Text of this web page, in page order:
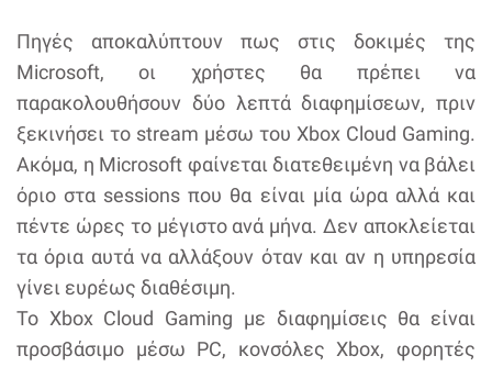
Πηγές αποκαλύπτουν πως στις δοκιμές της
Microsoft, οι χρήστες θα πρέπει να
παρακολουθήσουν δύο λεπτά διαφημίσεων, πριν
ξεκινήσει το stream μέσω του Xbox Cloud Gaming.
Ακόμα, η Microsoft φαίνεται διατεθειμένη να βάλει
όριο στα sessions που θα είναι μία ώρα αλλά και
πέντε ώρες το μέγιστο ανά μήνα. Δεν αποκλείεται
τα όρια αυτά να αλλάξουν όταν και αν η υπηρεσία
γίνει ευρέως διαθέσιμη.
Το Xbox Cloud Gaming με διαφημίσεις θα είναι
προσβάσιμο μέσω PC, κονσόλες Xbox, φορητές